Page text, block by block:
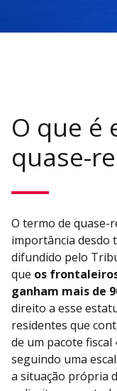
O que é
quase-
O termo de quase-
importância desdo
difundido pelo
que os
ganham mais de
direito a esse
residentes que
de um pacote fiscal
seguindo uma
a situação própria